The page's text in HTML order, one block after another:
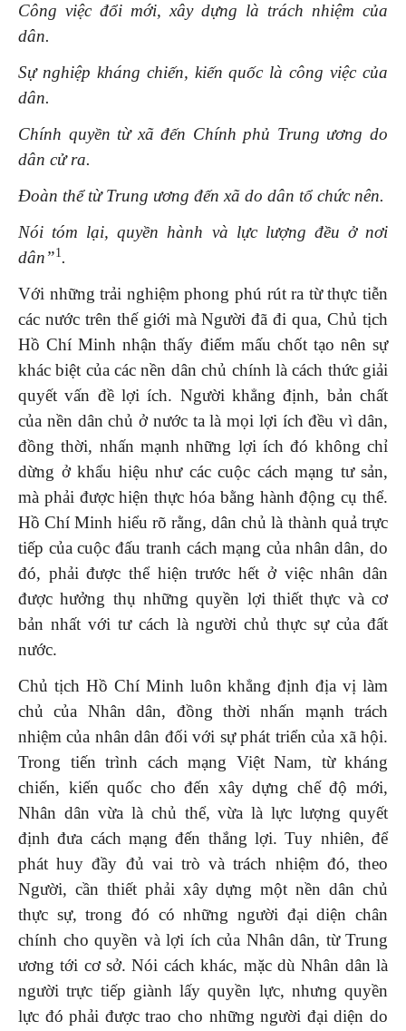
Công việc đổi mới, xây dựng là trách nhiệm của
dân.
Sự nghiệp kháng chiến, kiến quốc là công việc của
dân.
Chính quyền từ xã đến Chính phủ Trung ương do
dân cử ra.
Ðoàn thể từ Trung ương đến xã do dân tổ chức nên.
Nói tóm lại, quyền hành và lực lượng đều ở nơi
dân”1.
Với những trải nghiệm phong phú rút ra từ thực tiễn
các nước trên thế giới mà Người đã đi qua, Chủ tịch
Hồ Chí Minh nhận thấy điểm mấu chốt tạo nên sự
khác biệt của các nền dân chủ chính là cách thức giải
quyết vấn đề lợi ích. Người khẳng định, bản chất
của nền dân chủ ở nước ta là mọi lợi ích đều vì dân,
đồng thời, nhấn mạnh những lợi ích đó không chỉ
dừng ở khẩu hiệu như các cuộc cách mạng tư sản,
mà phải được hiện thực hóa bằng hành động cụ thể.
Hồ Chí Minh hiểu rõ rằng, dân chủ là thành quả trực
tiếp của cuộc đấu tranh cách mạng của nhân dân, do
đó, phải được thể hiện trước hết ở việc nhân dân
được hưởng thụ những quyền lợi thiết thực và cơ
bản nhất với tư cách là người chủ thực sự của đất
nước.
Chủ tịch Hồ Chí Minh luôn khẳng định địa vị làm
chủ của Nhân dân, đồng thời nhấn mạnh trách
nhiệm của nhân dân đối với sự phát triển của xã hội.
Trong tiến trình cách mạng Việt Nam, từ kháng
chiến, kiến quốc cho đến xây dựng chế độ mới,
Nhân dân vừa là chủ thể, vừa là lực lượng quyết
định đưa cách mạng đến thắng lợi. Tuy nhiên, để
phát huy đầy đủ vai trò và trách nhiệm đó, theo
Người, cần thiết phải xây dựng một nền dân chủ
thực sự, trong đó có những người đại diện chân
chính cho quyền và lợi ích của Nhân dân, từ Trung
ương tới cơ sở. Nói cách khác, mặc dù Nhân dân là
người trực tiếp giành lấy quyền lực, nhưng quyền
lực đó phải được trao cho những người đại diện do